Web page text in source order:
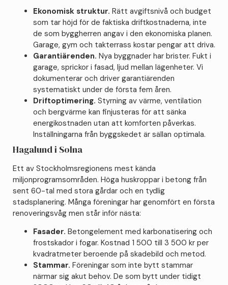
Ekonomisk struktur. Rätt avgiftsnivå och budget
som tar höjd för de faktiska driftkostnaderna, inte
de som byggherren angav i den ekonomiska planen.
Garage, gym och takterrass kostar pengar att driva.
Garantiärenden. Nya byggnader har brister. Fukt i
garage, sprickor i fasad, ljud mellan lägenheter. Vi
dokumenterar och driver garantiärenden
systematiskt under de första fem åren.
Driftoptimering. Styrning av värme, ventilation
och bergvärme kan finjusteras för att sänka
energikostnaden utan att komforten påverkas.
Inställningarna från byggskedet är sällan optimala.
Hagalund i Solna
Ett av Stockholmsregionens mest kända
miljonprogramsområden. Höga huskroppar i betong från
sent 60-tal med stora gårdar och en tydlig
stadsplanering. Många föreningar har genomfört en första
renoveringsvåg men står inför nästa:
Fasader. Betongelement med karbonatisering och
frostskador i fogar. Kostnad 1 500 till 3 500 kr per
kvadratmeter beroende på skadebild och metod.
Stammar. Föreningar som inte bytt stammar
närmar sig akut behov. De som bytt under tidigt